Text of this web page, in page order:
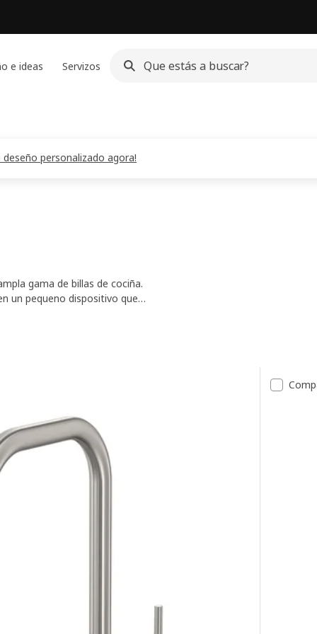
e ideas Servizos
personalizado agora!
gama de billas de cociña.
un pequeno dispositivo que